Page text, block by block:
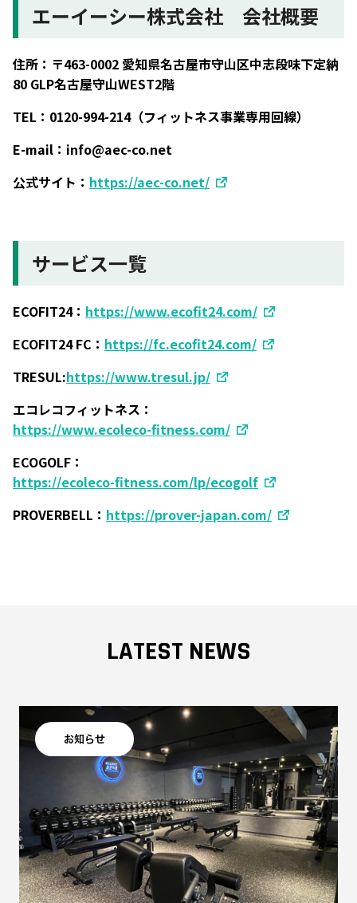
エーイーシー株式会社 会社概要
住所：〒463-0002 愛知県名古屋市守山区中志段味下定納
80 GLP名古屋守山WEST2階
TEL：0120-994-214（フィットネス事業専用回線）
E-mail：info@aec-co.net
公式サイト： https://aec-co.net/
サービス一覧
ECOFIT24： https://www.ecofit24.com/
ECOFIT24 FC： https://fc.ecofit24.com/
TRESUL:https://www.tresul.jp/
エコレコフィットネス：
https://www.ecoleco-fitness.com/
ECOGOLF：
https://ecoleco-fitness.com/lp/ecogolf
PROVERBELL： https://prover-japan.com/
LATEST NEWS
お知らせ